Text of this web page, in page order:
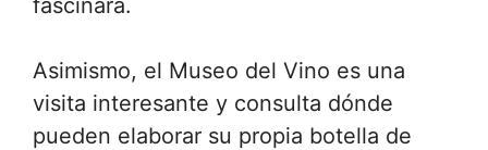
fascinará.
Asimismo, el Museo del Vino es una
visita interesante y consulta dónde
pueden elaborar su propia botella de